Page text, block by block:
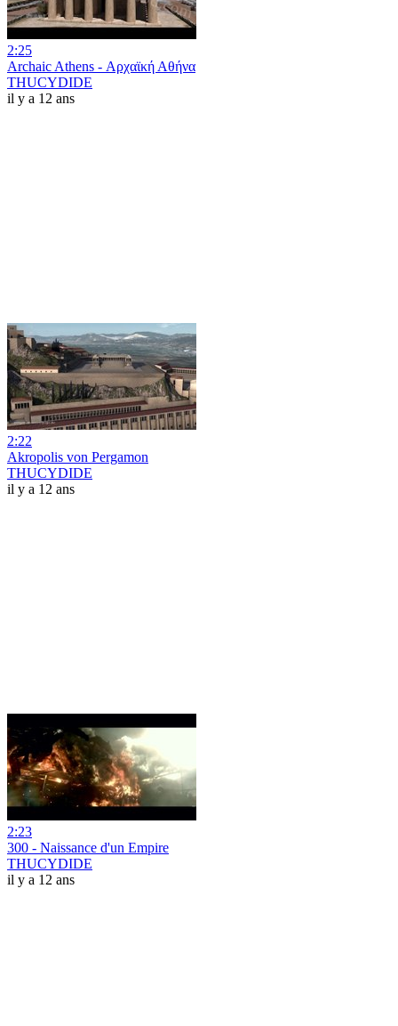
2:25
Archaic Athens - Αρχαϊκή Αθήνα
THUCYDIDE
il y a 12 ans
2:22
Akropolis von Pergamon
THUCYDIDE
il y a 12 ans
2:23
300 - Naissance d'un Empire
THUCYDIDE
il y a 12 ans